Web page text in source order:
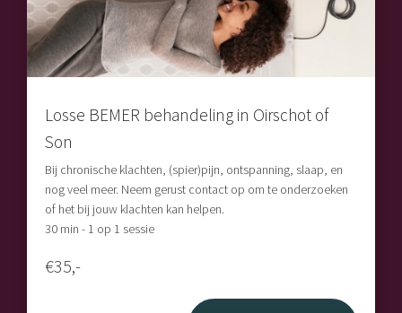
Losse BEMER behandeling in Oirschot of
Son
Bij chronische klachten, (spier)pijn, ontspanning, slaap, en
nog veel meer. Neem gerust contact op om te onderzoeken
of het bij jouw klachten kan helpen.
30 min - 1 op 1 sessie
€35,-